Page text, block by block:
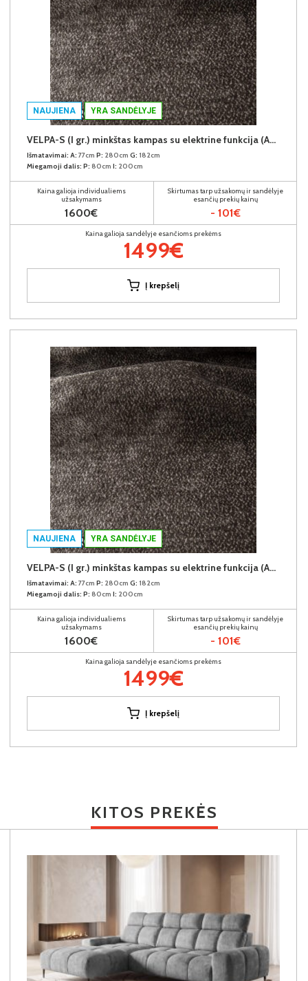
NAUJIENA YRA SANDĖLYJE
VELPA-S (I gr.) minkštas kampas su elektrine funkcija (Aphrodite-07) D
Išmatavimai: A: 77cm P: 280cm G: 182cm
Miegamoji dalis: P: 80cm I: 200cm
Kaina galioja individualiems
užsakymams
1600€
Skirtumas tarp užsakomų ir sandėlyje
esančių prekių kainų
- 101€
Kaina galioja sandėlyje esančioms prekėms
1499€
Į krepšelį
NAUJIENA YRA SANDĖLYJE
VELPA-S (I gr.) minkštas kampas su elektrine funkcija (Aphrodite-07) K
Išmatavimai: A: 77cm P: 280cm G: 182cm
Miegamoji dalis: P: 80cm I: 200cm
Kaina galioja individualiems
užsakymams
1600€
Skirtumas tarp užsakomų ir sandėlyje
esančių prekių kainų
- 101€
Kaina galioja sandėlyje esančioms prekėms
1499€
Į krepšelį
KITOS PREKĖS